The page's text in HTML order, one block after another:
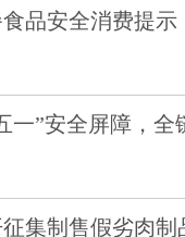
品安全消费提示
一”安全屏障，全
集制售假劣肉制